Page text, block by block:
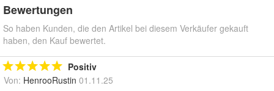
Bewertungen
So haben Kunden, die den Artikel bei diesem Verkäufer gekauft
haben, den Kauf bewertet.
Positiv
Von: HenrooRustin 01.11.25